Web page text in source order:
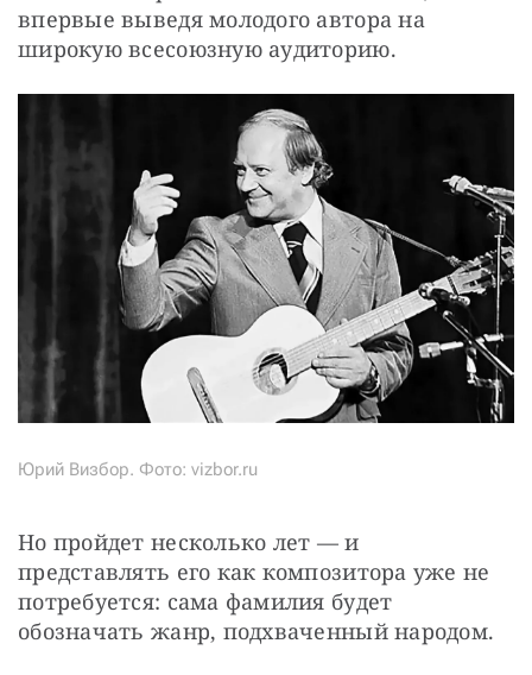
впервые выведя молодого автора на
широкую всесоюзную аудиторию.
Юрий Визбор. Фото: vizbor.ru
Но пройдет несколько лет — и
представлять его как композитора уже не
потребуется: сама фамилия будет
обозначать жанр, подхваченный народом.